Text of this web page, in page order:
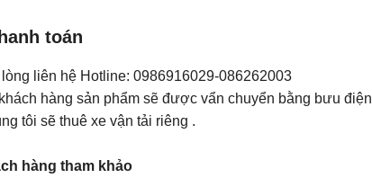
toán
liên hệ Hotline: 0986916029-086262003
hàng sản phẩm sẽ được vẩn chuyển bằng bưu
tôi sẽ thuê xe vận tải riêng .
hàng tham khảo